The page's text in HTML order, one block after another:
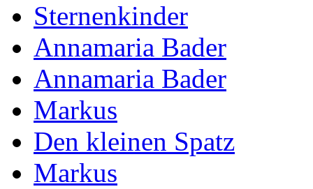
Sternenkinder
Annamaria Bader
Annamaria Bader
Markus
Den kleinen Spatz
Markus